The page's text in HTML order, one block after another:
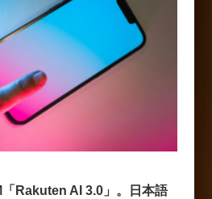
Rakuten AI 3.0」。日本語